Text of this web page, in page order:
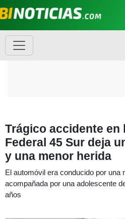
Trágico accidente en
Federal 45 Sur deja
y una menor herida
El automóvil era conducido por una
acompañada por una adolescente
años